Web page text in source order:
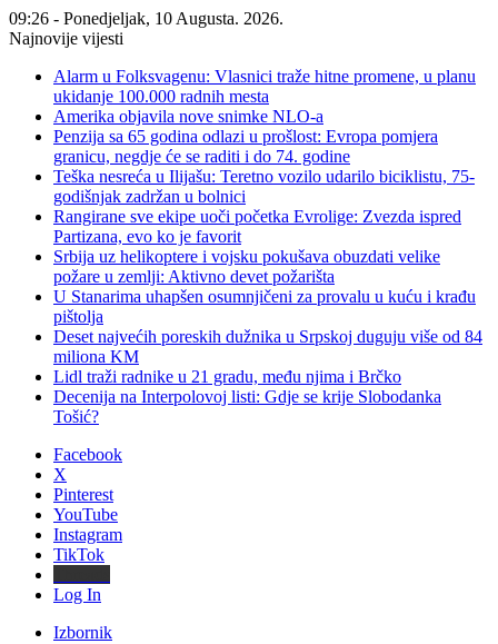
09:26 - Ponedjeljak, 10 Augusta. 2026.
Najnovije vijesti
Alarm u Folksvagenu: Vlasnici traže hitne promene, u planu
ukidanje 100.000 radnih mesta
Amerika objavila nove snimke NLO-a
Penzija sa 65 godina odlazi u prošlost: Evropa pomjera
granicu, negdje će se raditi i do 74. godine
Teška nesreća u Ilijašu: Teretno vozilo udarilo biciklistu, 75-
godišnjak zadržan u bolnici
Rangirane sve ekipe uoči početka Evrolige: Zvezda ispred
Partizana, evo ko je favorit
Srbija uz helikoptere i vojsku pokušava obuzdati velike
požare u zemlji: Aktivno devet požarišta
U Stanarima uhapšen osumnjičeni za provalu u kuću i krađu
pištolja
Deset najvećih poreskih dužnika u Srpskoj duguju više od 84
miliona KM
Lidl traži radnike u 21 gradu, među njima i Brčko
Decenija na Interpolovoj listi: Gdje se krije Slobodanka
Tošić?
Facebook
X
Pinterest
YouTube
Instagram
TikTok
Log In
Izbornik